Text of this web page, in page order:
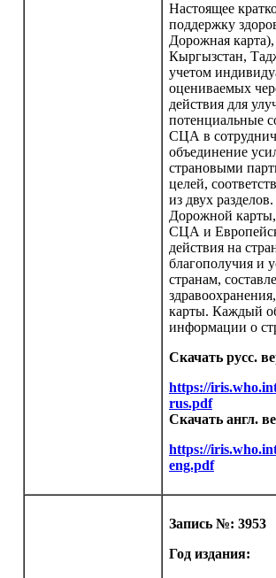
Настоящее
поддержку
Дорожная
Кыргызстан,
учетом
оцениваемых
действия для
потенциальные
СЦА в
объединение
страновыми
целей,
из двух
Дорожной
СЦА и
действия на
благополучия и
странам,
карты. Каждый
информации о
Скачать русс.
https://
rus.pdf
Скачать англ.
https://
eng.pdf
Запись №: 3953
Год издания: